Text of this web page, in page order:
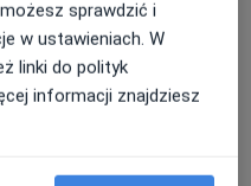
Umów wizytę
sprawdzić i
w ustawieniach. W
linki do polityk
informacji znajdziesz